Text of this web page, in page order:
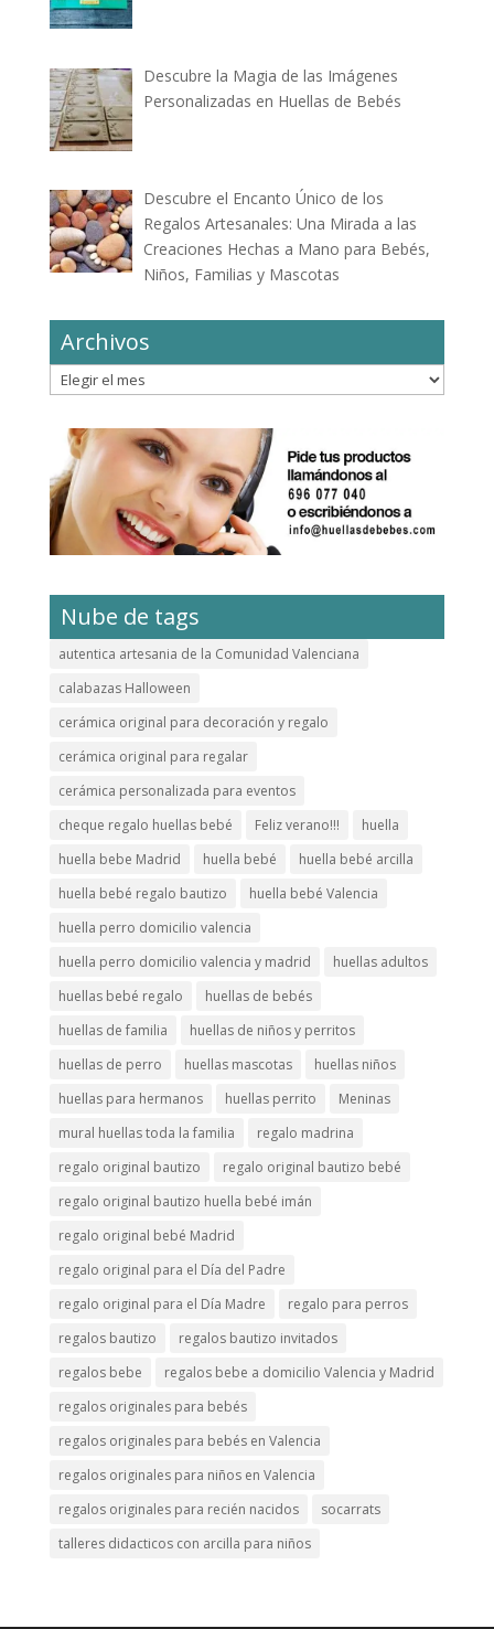
Descubre la Magia de las Imágenes
Personalizadas en Huellas de Bebés
Descubre el Encanto Único de los
Regalos Artesanales: Una Mirada a las
Creaciones Hechas a Mano para Bebés,
Niños, Familias y Mascotas
Archivos
Archivos
Nube de tags
autentica artesania de la Comunidad Valenciana
calabazas Halloween
cerámica original para decoración y regalo
cerámica original para regalar
cerámica personalizada para eventos
cheque regalo huellas bebé
Feliz verano!!!
huella
huella bebe Madrid
huella bebé
huella bebé arcilla
huella bebé regalo bautizo
huella bebé Valencia
huella perro domicilio valencia
huella perro domicilio valencia y madrid
huellas adultos
huellas bebé regalo
huellas de bebés
huellas de familia
huellas de niños y perritos
huellas de perro
huellas mascotas
huellas niños
huellas para hermanos
huellas perrito
Meninas
mural huellas toda la familia
regalo madrina
regalo original bautizo
regalo original bautizo bebé
regalo original bautizo huella bebé imán
regalo original bebé Madrid
regalo original para el Día del Padre
regalo original para el Día Madre
regalo para perros
regalos bautizo
regalos bautizo invitados
regalos bebe
regalos bebe a domicilio Valencia y Madrid
regalos originales para bebés
regalos originales para bebés en Valencia
regalos originales para niños en Valencia
regalos originales para recién nacidos
socarrats
talleres didacticos con arcilla para niños